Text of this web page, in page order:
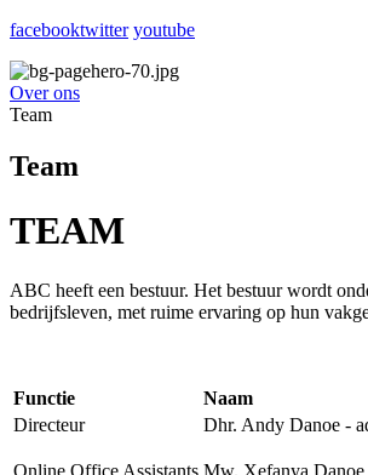
facebooktwitter youtube
Over ons
Team
Team
TEAM
ABC heeft een bestuur. Het bestuur wordt
bedrijfsleven, met ruime ervaring op hun
Functie
Naam
Directeur
Dhr. Andy Danoe -
Online Office Assistants Mw. Xefanya Danoe